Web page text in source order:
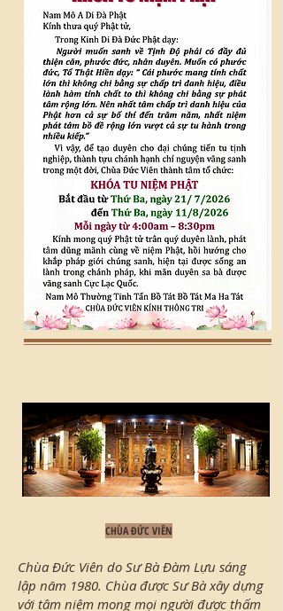
CHÙA ĐỨC VIÊN
Chùa Đức Viên do Sư Bà Đàm Lựu sáng
lập năm 1980. Chùa được Sư Bà xây dựng
với tâm niệm mong mọi người được thấm